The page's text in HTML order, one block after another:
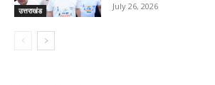
उत्तराखंड July 26, 2026